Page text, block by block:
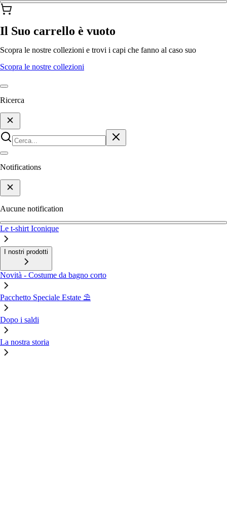
Il Suo carrello è vuoto
Scopra le nostre collezioni e trovi i capi che fanno al caso suo
Scopra le nostre collezioni
Ricerca
Notifications
Aucune notification
Le t-shirt Iconique
I nostri prodotti
Novità - Costume da bagno corto
Pacchetto Speciale Estate ⛱️
Dopo i saldi
La nostra storia